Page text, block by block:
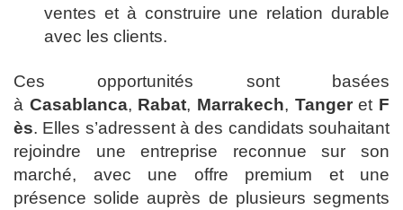
ventes et à construire une relation durable
avec les clients.
Ces opportunités sont basées
à Casablanca, Rabat, Marrakech, Tangeret F
ès. Elles s’adressent à des candidats souhaitant
rejoindre une entreprise reconnue sur son
marché, avec une offre premium et une
présence solide auprès de plusieurs segments